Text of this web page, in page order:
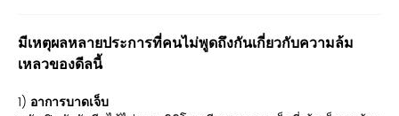
มีเหตุผลหลายประการที่คนไม่พูดถึงกันเกี่ยวกับความล้ม
เหลวของดีลนี้
1) อาการบาดเจ็บ